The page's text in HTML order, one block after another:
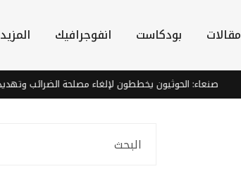
مقالات بودكاست انفوجرافيك المزيد
صنعاء: الحوثيون يخططون لإلغاء مصلحة الضرائب وتهديد 7000 موظف